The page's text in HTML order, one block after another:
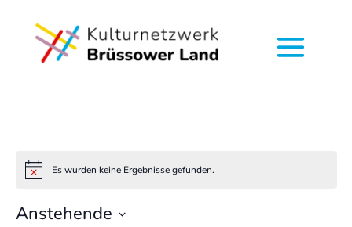
HinweisEs wurden keine Ergebnisse gefunden.
Anstehende